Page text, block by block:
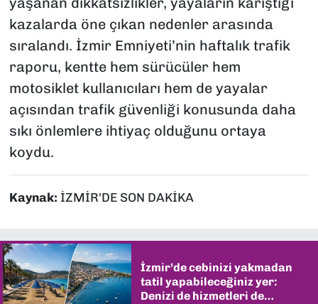
kazalarda öne çıkan nedenler arasında
sıralandı. İzmir Emniyeti’nin haftalık trafik
raporu, kentte hem sürücüler hem
motosiklet kullanıcıları hem de yayalar
açısından trafik güvenliği konusunda daha
sıkı önlemlere ihtiyaç olduğunu ortaya
koydu.
Kaynak: İZMİR'DE SON DAKİKA
İzmir’de cebinizi yakmadan
tatil yapabileceğiniz yer:
Denizi de hizmetleri de